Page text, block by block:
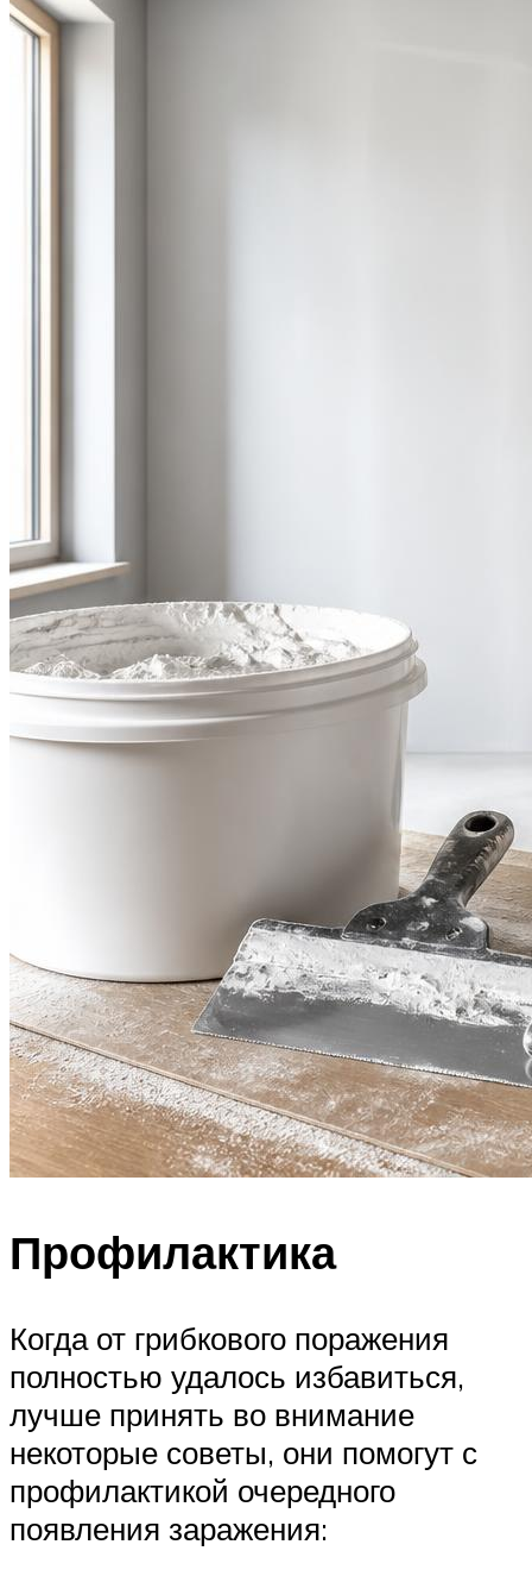
Профилактика
Когда от грибкового поражения
полностью удалось избавиться,
лучше принять во внимание
некоторые советы, они помогут с
профилактикой очередного
появления заражения: